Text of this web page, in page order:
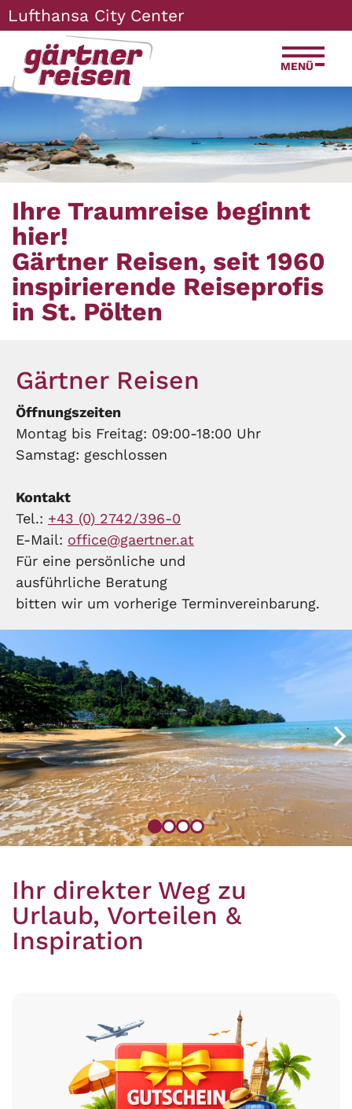
Seitenbereiche:
Zum
Inhalt
Zur
Hauptnavigation
Zur
Footernavigation
Lufthansa City Center
MENÜ
Ihre Traumreise beginnt
hier!
Gärtner Reisen, seit 1960
inspirierende Reiseprofis
in St. Pölten
Gärtner Reisen
Öffnungszeiten
Montag bis Freitag: 09:00-18:00 Uhr
Samstag: geschlossen
Kontakt
Tel.: +43 (0) 2742/396-0
E-Mail: office@gaertner.at
Für eine persönliche und
ausführliche Beratung
bitten wir um vorherige Terminvereinbarung.
Zum
1
springen
Zum
2
springen
Zum
3
springen
Zum
4
springen
Ihr direkter Weg zu
Urlaub, Vorteilen &
Inspiration